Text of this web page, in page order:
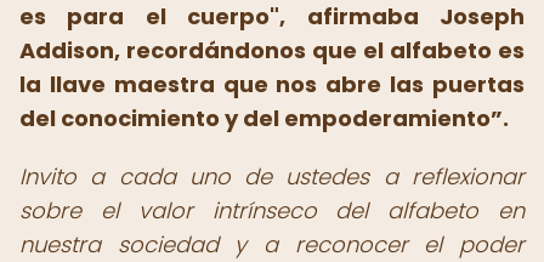
es para el cuerpo", afirmaba Joseph
Addison, recordándonos que el alfabeto es
la llave maestra que nos abre las puertas
del conocimiento y del empoderamiento .
Invito a cada uno de ustedes a reflexionar
sobre el valor intrínseco del alfabeto en
nuestra sociedad y a reconocer el poder